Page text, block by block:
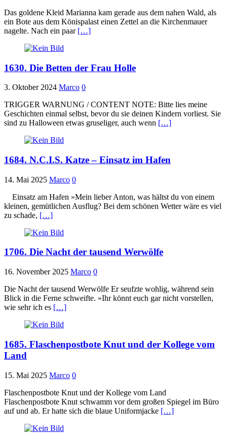
Das goldene Kleid Marianna kam gerade aus dem nahen Wald, als
ein Bote aus dem Könispalast einen Zettel an die Kirchenmauer
nagelte. Nach ein paar […]
1630. Die Betten der Frau Holle
3. Oktober 2024 Marco 0
TRIGGER WARNUNG / CONTENT NOTE: Bitte lies meine
Geschichten einmal selbst, bevor du sie deinen Kindern vorliest. Sie
sind zu Halloween etwas gruseliger, auch wenn […]
1684. N.C.I.S. Katze – Einsatz im Hafen
14. Mai 2025 Marco 0
Einsatz am Hafen »Mein lieber Anton, was hältst du von einem
kleinen, gemütlichen Ausflug? Bei dem schönen Wetter wäre es viel
zu schade, […]
1706. Die Nacht der tausend Werwölfe
16. November 2025 Marco 0
Die Nacht der tausend Werwölfe Er seufzte wohlig, während sein
Blick in die Ferne schweifte. »Ihr könnt euch gar nicht vorstellen,
wie sehr ich es […]
1685. Flaschenpostbote Knut und der Kollege vom
Land
15. Mai 2025 Marco 0
Flaschenpostbote Knut und der Kollege vom Land
Flaschenpostbote Knut schwamm vor dem großen Spiegel im Büro
auf und ab. Er hatte sich die blaue Uniformjacke […]